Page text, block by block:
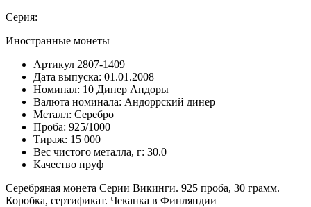
Серия:
Иностранные монеты
Артикул 2807-1409
Дата выпуска: 01.01.2008
Номинал: 10 Динер Андоры
Валюта номинала: Андоррский динер
Металл: Серебро
Проба: 925/1000
Тираж: 15 000
Вес чистого металла, г: 30.0
Качество пруф
Серебряная монета Серии Викинги. 925 проба, 30 грамм.
Коробка, сертификат. Чеканка в Финляндии